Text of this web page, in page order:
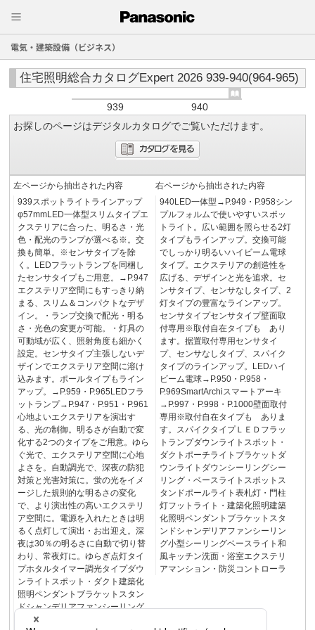
電気・建築設備（ビジネス）
住宅照明総合カタログExpert 2026 939-940(964-965)
939
940
お探しのページはデジタルカタログでご覧いただけます。
左ページから抽出された内容
939スポットライトラインアップ
φ57mmLED一体型スリムタイプエ
クステリアに合った、明るさ・光
色・配光のランプが選べる※。交
換も簡単。※センサタイプを除
く。LEDフラットランプを同梱し
たセンサタイプもご用意。→P.947
エクステリア空間にもすっきり納
まる、スリム＆コンパクトなデザ
イン。・ランプ交換で配光・明る
さ・光色の変更が可能。・灯具の
可動域が広く、照射角度も細かく
設定。センサタイプ主張しないデ
ザインでエクステリア空間に溶け
込みます。ポールタイプもライン
アップ。→P.959・P.965LEDフラ
ットランプ→P.947・P.951・P.961
心地よいエクステリアを演出す
る、光の制御。明るさが自動で変
化する2つのタイプをご用意。ゆら
ぐ光で、エクステリア空間に心地
よさを。自動調光で、深夜の防犯
対策と光害対策に。蛍の光をイメ
ージした規則的な明るさの変化
で、より演出性の高いエクステリ
ア空間に。電源を入れたときは明
るく点灯して演出・お出迎え。深
夜は30％の明るさに自動で切り替
わり、常夜灯に。ゆらぎ点灯タイ
プホタルタイマー調光タイプダウ
ンライトスポット・ダクト建築化
照明ペンダントブラケットスタン
ドシャンデリアファンシーリング
小型シーリングベースライト和風
右ページから抽出された内容
940LED一体型→P.949・P.958シン
プルフォルムで使いやすいスポッ
トライト。広い範囲を照らせる2灯
タイプもラインアップ。交換可能
でしっかり明るいハイビーム電球
タイプ。エクステリアの創造性を
広げる、デザインと光を追求。セ
ンサタイプ、センサなしタイプ、2
灯タイプの豊富なラインアップ。
センサタイプセンサタイプ壁面取
付専用※取付自在タイプも あり
ます。据置取付専用センサタイ
プ、センサなしタイプ、スパイク
タイプのラインアップ。LEDハイ
ビーム電球→P.950・P.958・
P.969SmartArchiスマートアーキ
→P.997・P.998・P.1000壁面取付
専用※取付自在タイプも ありま
す。スパイクタイプＬＥＤフラッ
トランプダウンライトスポット・
ダクトポーチライトブラケットダ
ウンライトダウンシーリングシー
リング・ベースライトスポットス
タンドポールライト表札灯・門柱
灯フットライト・建築化照明建築
化照明ペンダントブラケットスタ
ンドシャンデリアファンシーリン
グ小型シーリングベースライト和
風キッチン洗面・浴室エクステリ
アマンション・防災コントローラ